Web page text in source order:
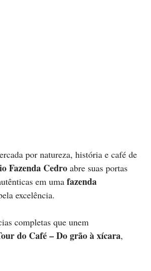
por natureza, história e café de
Fazenda Cedro abre suas portas
em uma fazenda
excelência.
completas que unem
do Café – Do grão à xícara,